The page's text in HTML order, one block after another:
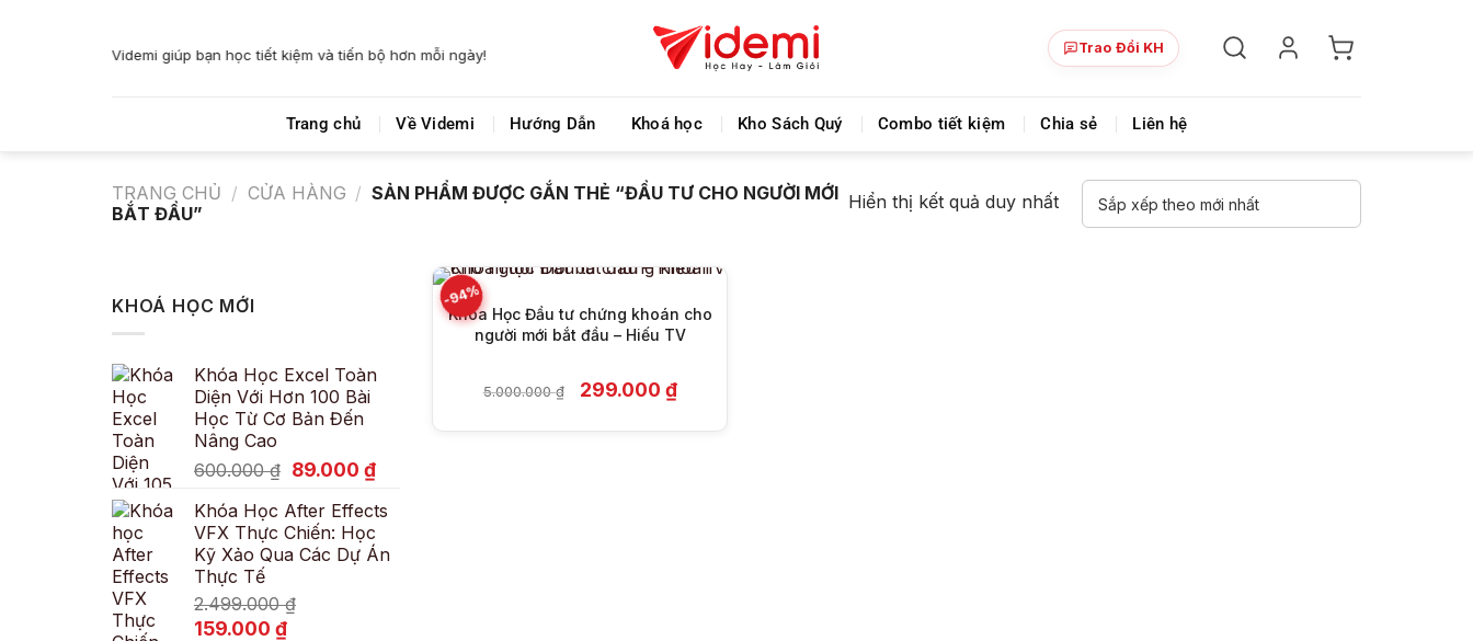
Videmi giúp bạn học tiết kiệm và tiến bộ hơn mỗi ngày! Chia sẻ khoá học giá rẻ cho những ai hạn hẹp về tài chính Videmi là nơi chia sẻ khóa học đa lĩnh vực & siêu
Trao Đổi KH
Trang chủ Về Videmi Hướng Dẫn Khoá học Kho Sách Quý Combo tiết kiệm Chia sẻ Liên hệ
TRANG CHỦ / CỬA HÀNG / SẢN PHẨM ĐƯỢC GẮN THẺ “ĐẦU TƯ CHO NGƯỜI MỚI
BẮT ĐẦU”
Hiển thị kết quả duy nhất
KHOÁ HỌC MỚI
Khóa Học Excel Toàn
Diện Với Hơn 100 Bài
Học Từ Cơ Bản Đến
Nâng Cao
600.000₫ Giá
là:
600.000 ₫.
89.000 ₫Giá
tại
là:
89.000 ₫.
Khóa Học After Effects
VFX Thực Chiến: Học
Kỹ Xảo Qua Các Dự Án
Thực Tế
2.499.000₫
Giá
159.000 ₫Giá
-94%
Khóa Học Đầu tư chứng khoán cho
người mới bắt đầu – Hiếu TV
5.000.000₫ Giá
299.000 ₫Giá
hiện